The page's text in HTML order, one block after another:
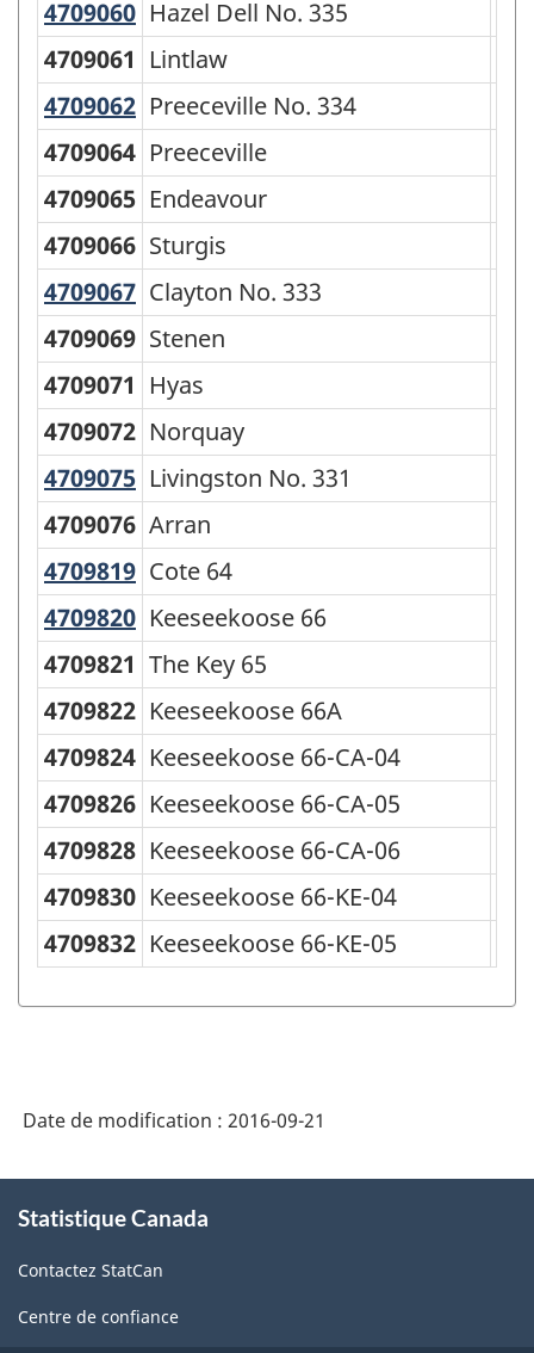
4709060 Hazel Dell No. 335
Hazel Dell No. 335
4709061 Lintlaw
4709062 Preeceville No. 334
Preeceville No. 334
4709064 Preeceville
4709065 Endeavour
4709066 Sturgis
4709067 Clayton No. 333
Clayton No. 333
4709069 Stenen
4709071 Hyas
4709072 Norquay
4709075 Livingston No. 331
Livingston No. 331
4709076 Arran
4709819 Cote 64
Cote 64
4709820 Keeseekoose 66
Keeseekoose 66
4709821 The Key 65
4709822 Keeseekoose 66A
4709824 Keeseekoose 66-CA-04
4709826 Keeseekoose 66-CA-05
4709828 Keeseekoose 66-CA-06
4709830 Keeseekoose 66-KE-04
4709832 Keeseekoose 66-KE-05
Date de modification : 2016-09-21
propos
ce
site
Statistique Canada
Contactez StatCan
Centre de confiance